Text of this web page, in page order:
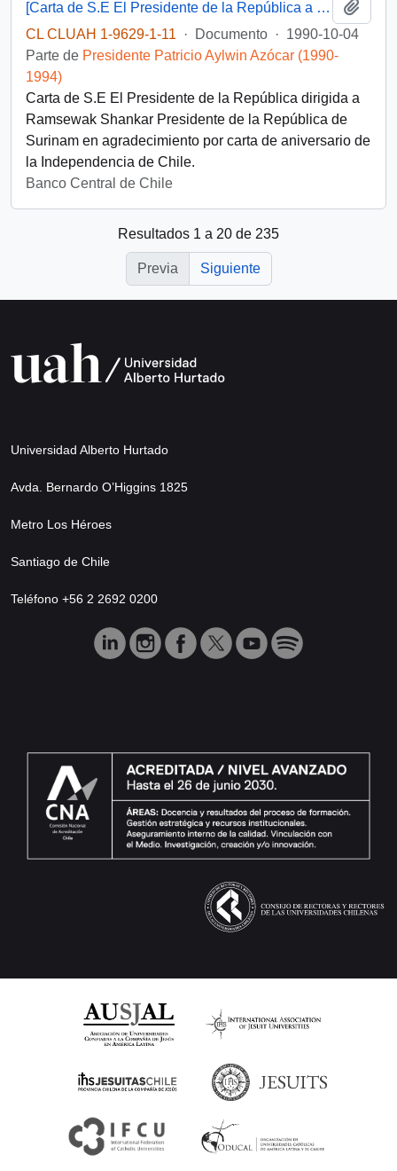
[Carta de S.E El Presidente de la República a Presidente de la República de Surinam]
CL CLUAH 1-9629-1-11
· Documento · 1990-10-04
Parte de Presidente Patricio Aylwin Azócar (1990-
1994)
Carta de S.E El Presidente de la República dirigida a
Ramsewak Shankar Presidente de la República de
Surinam en agradecimiento por carta de aniversario de
la Independencia de Chile.
Banco Central de Chile
Resultados 1 a 20 de 235
Previa Siguiente
Universidad Alberto Hurtado
Avda. Bernardo O’Higgins 1825
Metro Los Héroes
Santiago de Chile
Teléfono +56 2 2692 0200